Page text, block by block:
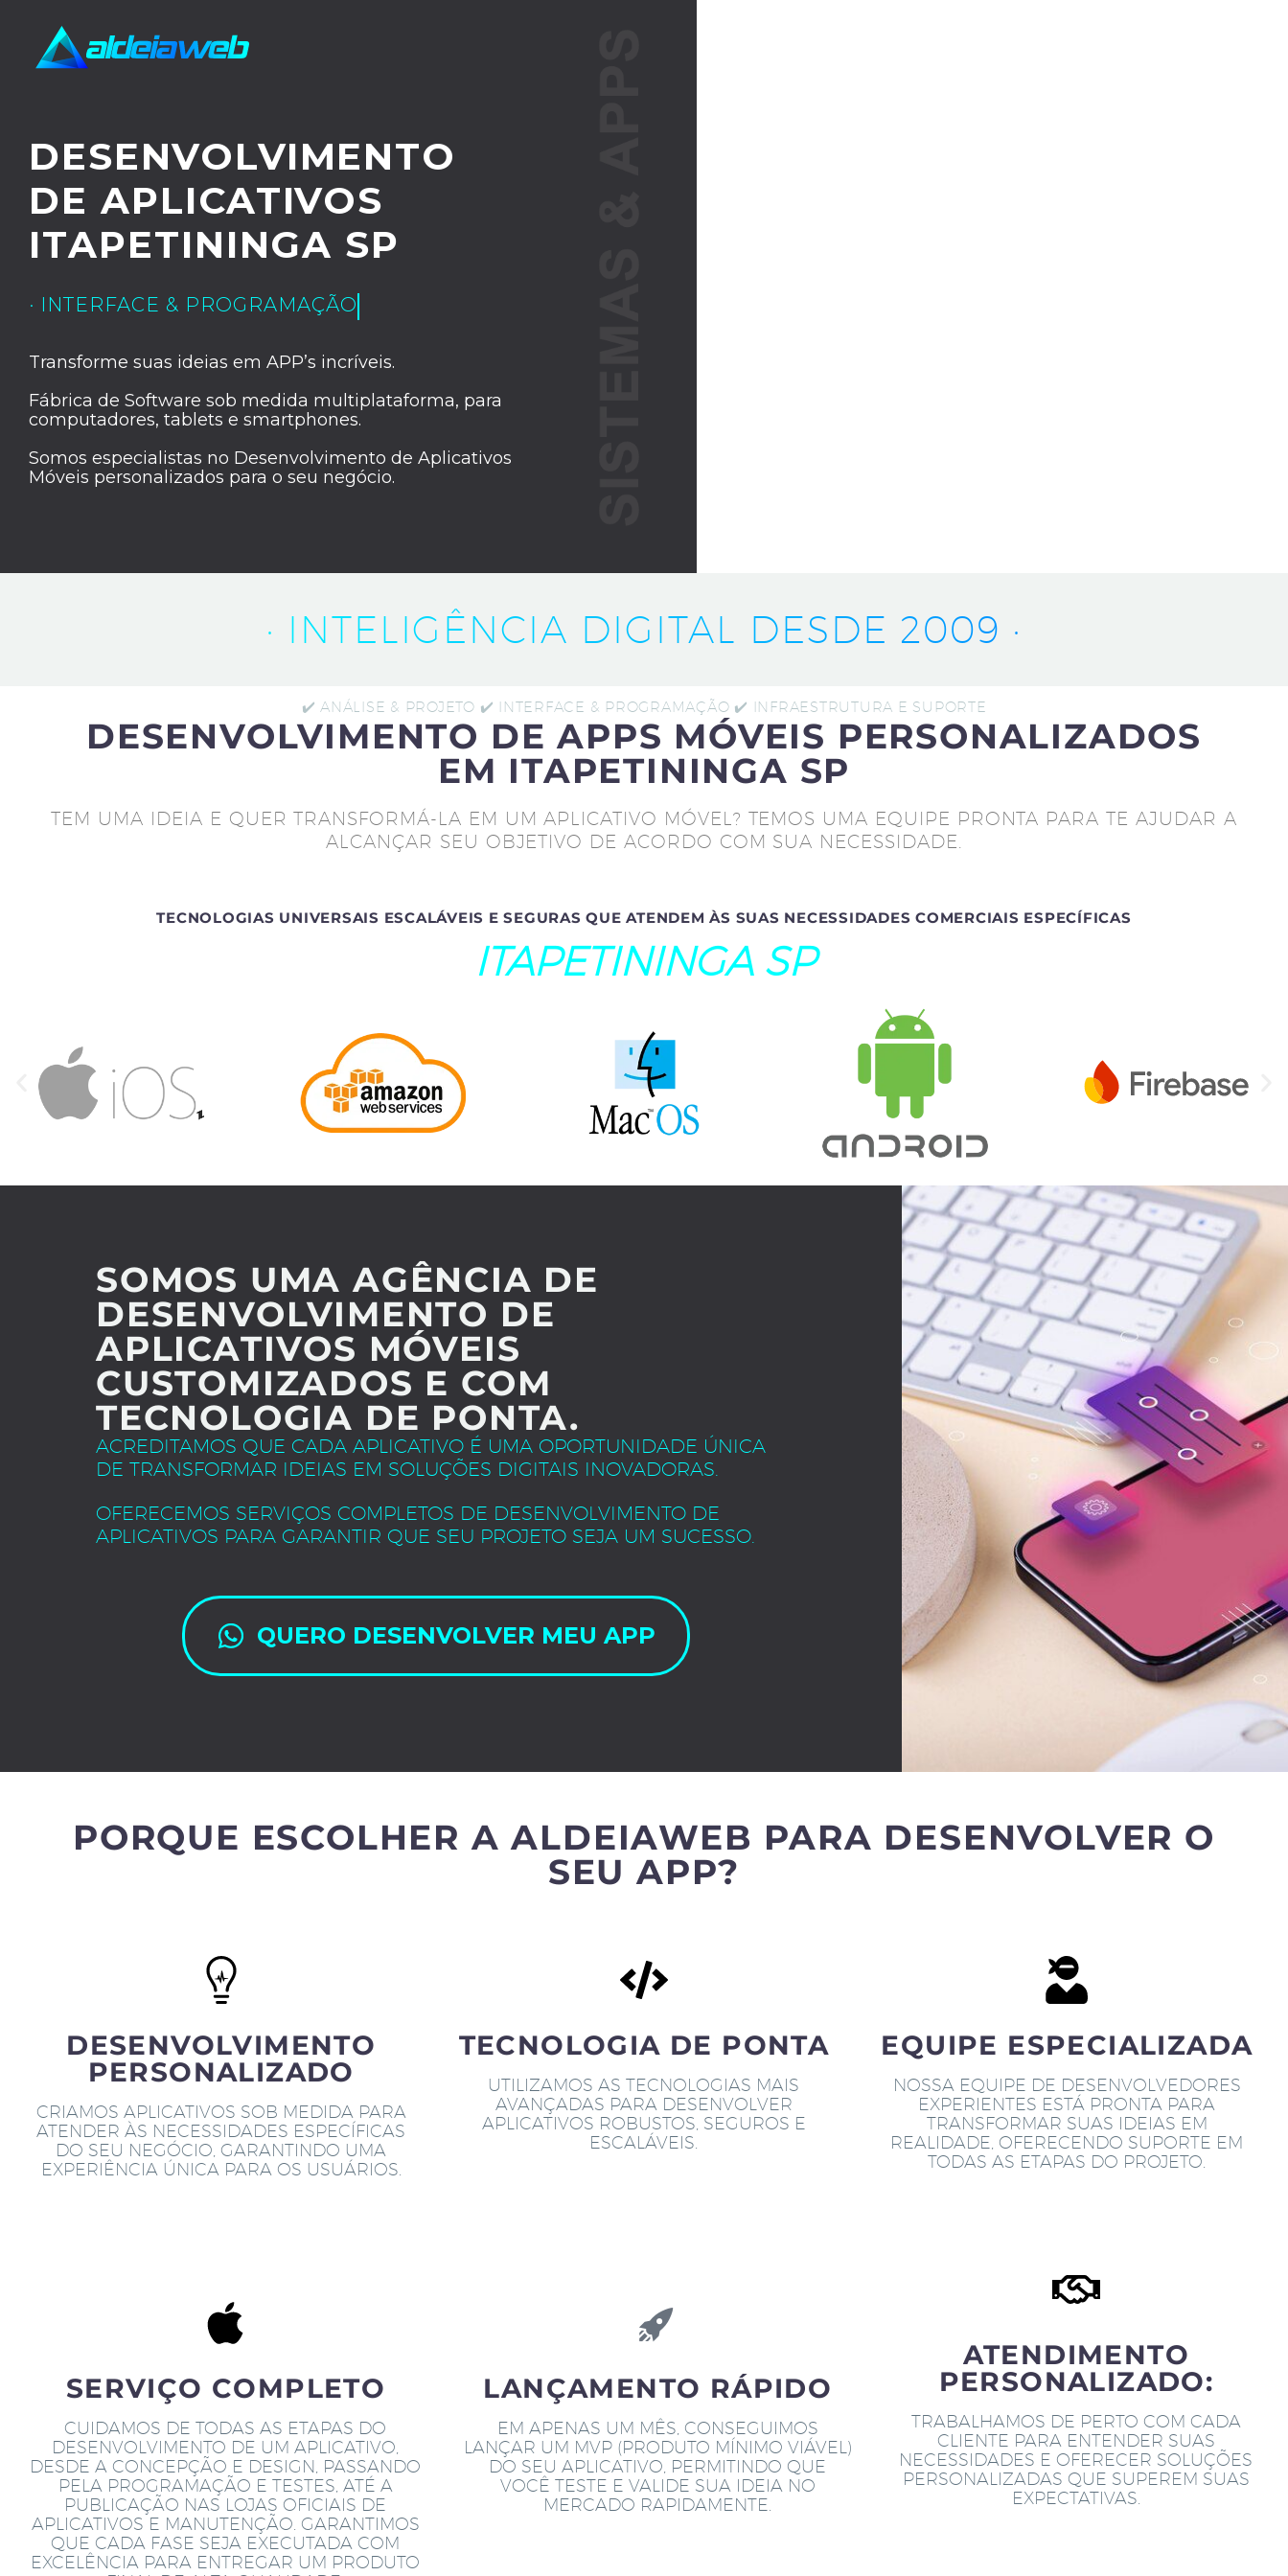
DESENVOLVIMENTO
DE APLICATIVOS
ITAPETININGA SP
· UX/UI DESIGN
Transforme suas ideias em APP’s incríveis.
Fábrica de Software sob medida multiplataforma, para
computadores, tablets e smartphones.
Somos especialistas no Desenvolvimento de Aplicativos
Móveis personalizados para o seu negócio.
· INTELIGÊNCIA DIGITAL DESDE 2009 ·
✔️ ANÁLISE & PROJETO ✔️ INTERFACE & PROGRAMAÇÃO ✔️ INFRAESTRUTURA E SUPORTE
DESENVOLVIMENTO DE APPS MÓVEIS PERSONALIZADOS
EM ITAPETININGA SP
TEM UMA IDEIA E QUER TRANSFORMÁ-LA EM UM APLICATIVO MÓVEL? TEMOS UMA EQUIPE PRONTA PARA TE AJUDAR A
ALCANÇAR SEU OBJETIVO DE ACORDO COM SUA NECESSIDADE.
TECNOLOGIAS UNIVERSAIS ESCALÁVEIS E SEGURAS QUE ATENDEM ÀS SUAS NECESSIDADES COMERCIAIS ESPECÍFICAS
ITAPETININGA SP
SOMOS UMA AGÊNCIA DE
DESENVOLVIMENTO DE
APLICATIVOS MÓVEIS
CUSTOMIZADOS E COM
TECNOLOGIA DE PONTA.
ACREDITAMOS QUE CADA APLICATIVO É UMA OPORTUNIDADE ÚNICA
DE TRANSFORMAR IDEIAS EM SOLUÇÕES DIGITAIS INOVADORAS.
OFERECEMOS SERVIÇOS COMPLETOS DE DESENVOLVIMENTO DE
APLICATIVOS PARA GARANTIR QUE SEU PROJETO SEJA UM SUCESSO.
QUERO DESENVOLVER MEU APP
PORQUE ESCOLHER A ALDEIAWEB PARA DESENVOLVER O
SEU APP?
DESENVOLVIMENTO
PERSONALIZADO
CRIAMOS APLICATIVOS SOB MEDIDA PARA
ATENDER ÀS NECESSIDADES ESPECÍFICAS
DO SEU NEGÓCIO, GARANTINDO UMA
EXPERIÊNCIA ÚNICA PARA OS USUÁRIOS.
TECNOLOGIA DE PONTA
UTILIZAMOS AS TECNOLOGIAS MAIS
AVANÇADAS PARA DESENVOLVER
APLICATIVOS ROBUSTOS, SEGUROS E
ESCALÁVEIS.
EQUIPE ESPECIALIZADA
NOSSA EQUIPE DE DESENVOLVEDORES
EXPERIENTES ESTÁ PRONTA PARA
TRANSFORMAR SUAS IDEIAS EM
REALIDADE, OFERECENDO SUPORTE EM
TODAS AS ETAPAS DO PROJETO.
SERVIÇO COMPLETO
CUIDAMOS DE TODAS AS ETAPAS DO
DESENVOLVIMENTO DE UM APLICATIVO,
DESDE A CONCEPÇÃO E DESIGN, PASSANDO
PELA PROGRAMAÇÃO E TESTES, ATÉ A
PUBLICAÇÃO NAS LOJAS OFICIAIS DE
APLICATIVOS E MANUTENÇÃO. GARANTIMOS
QUE CADA FASE SEJA EXECUTADA COM
EXCELÊNCIA PARA ENTREGAR UM PRODUTO
LANÇAMENTO RÁPIDO
EM APENAS UM MÊS, CONSEGUIMOS
LANÇAR UM MVP (PRODUTO MÍNIMO VIÁVEL)
DO SEU APLICATIVO, PERMITINDO QUE
VOCÊ TESTE E VALIDE SUA IDEIA NO
MERCADO RAPIDAMENTE.
ATENDIMENTO
PERSONALIZADO:
TRABALHAMOS DE PERTO COM CADA
CLIENTE PARA ENTENDER SUAS
NECESSIDADES E OFERECER SOLUÇÕES
PERSONALIZADAS QUE SUPEREM SUAS
EXPECTATIVAS.